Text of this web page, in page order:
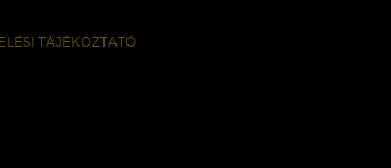
TÁJÉKOZTATÓ